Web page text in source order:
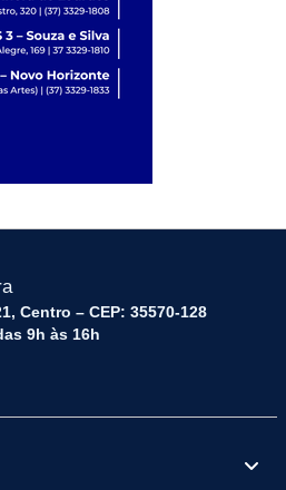
Centro – CEP: 35570-128
9h às 16h